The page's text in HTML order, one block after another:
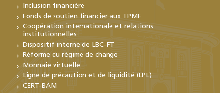
Inclusion financière
Fonds de soutien financier aux TPME
Coopération internationale et relations
institutionnelles
Dispositif interne de LBC-FT
Réforme du régime de change
Monnaie virtuelle
Ligne de précaution et de liquidité (LPL)
CERT-BAM